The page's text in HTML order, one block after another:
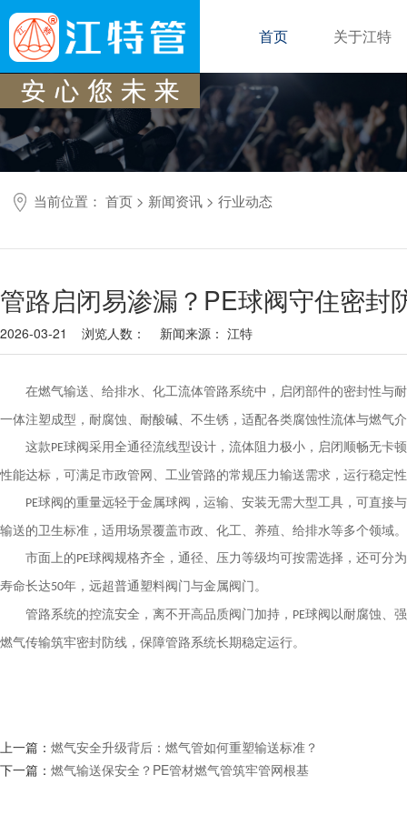
首页 关于江特
当前位置： 首页 > 新闻资讯 > 行业动态
管路启闭易渗漏？PE球阀守住密封
2026-03-21 浏览人数： 新闻来源： 江特
在燃气输送、给排水、化工流体管路系统中，启闭部件的密封性与
一体注塑成型，耐腐蚀、耐酸碱、不生锈，适配各类腐蚀性流体与燃气
这款PE球阀采用全通径流线型设计，流体阻力极小，启闭顺畅无卡
性能达标，可满足市政管网、工业管路的常规压力输送需求，运行稳定
PE球阀的重量远轻于金属球阀，运输、安装无需大型工具，可直接与
输送的卫生标准，适用场景覆盖市政、化工、养殖、给排水等多个领域。
市面上的PE球阀规格齐全，通径、压力等级均可按需选择，还可分
寿命长达50年，远超普通塑料阀门与金属阀门。
管路系统的控流安全，离不开高品质阀门加持， PE球阀以耐腐蚀、
燃气传输筑牢密封防线，保障管路系统长期稳定运行。
上一篇： 燃气安全升级背后：燃气管如何重塑输送标准？
下一篇： 燃气输送保安全？PE管材燃气管筑牢管网根基